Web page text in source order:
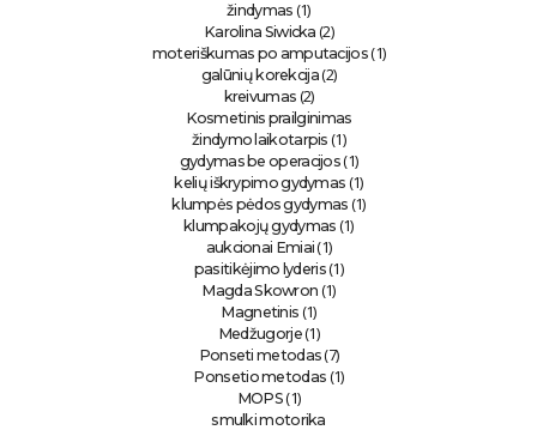
žindymas (1)
Karolina Siwicka (2)
moteriškumas po amputacijos(1)
galūnių korekcija(2)
kreivumas (2)
Kosmetinis prailginimas
žindymo laikotarpis (1)
gydymas be operacijos (1)
kelių iškrypimo gydymas (1)
klumpės pėdos gydymas (1)
klumpakojų gydymas (1)
aukcionai Emiai (1)
pasitikėjimo lyderis(1)
Magda Skowron (1)
Magnetinis (1)
Medžugorje(1)
Ponseti metodas (7)
Ponsetio metodas (1)
MOPS (1)
smulki motorika